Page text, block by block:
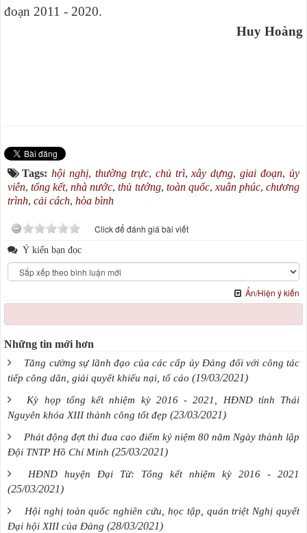
đoạn 2011 - 2020.
Huy Hoàng
Tags: hội nghị, thường trực, chủ trì,xây dựng,giai đoạn,ủy
viên,tổng kết,nhà nước,thủ tướng, toàn quốc, xuân phúc,chương
trình, cải cách, hòa bình
Click để đánh giá bài viết
Ý kiến bạn đọc
Ẩn/Hiện ý kiến
Những tin mới hơn
Tăng cường sự lãnh đạo của các cấp ủy Đảng đối với công tác
tiếp công dân, giải quyết khiếu nại, tố cáo (19/03/2021)
Kỳ họp tổng kết nhiệm kỳ 2016 - 2021, HĐND tỉnh Thái
Nguyên khóa XIII thành công tốt đẹp (23/03/2021)
Phát động đợt thi đua cao điểm kỷ niệm 80 năm Ngày thành lập
Đội TNTP Hồ Chí Minh (25/03/2021)
HĐND huyện Đại Từ: Tổng kết nhiệm kỳ 2016 - 2021
(25/03/2021)
Hội nghị toàn quốc nghiên cứu, học tập, quán triệt Nghị quyết
Đại hội XIII của Đảng (28/03/2021)